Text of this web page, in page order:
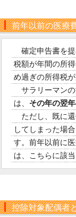
前年以前の医療
確定申告書を提
税額が年間の所
め過ぎの所得税
サラリーマンの
は、 その年の翌
ただし、既に還
してしまった場合
す。前年以前に
は、こちらに該当
控除対象配偶者